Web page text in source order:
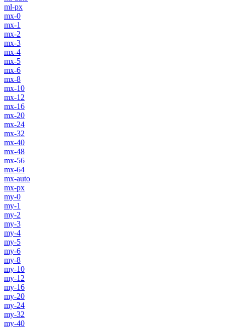
ml-px
mx-0
mx-1
mx-2
mx-3
mx-4
mx-5
mx-6
mx-8
mx-10
mx-12
mx-16
mx-20
mx-24
mx-32
mx-40
mx-48
mx-56
mx-64
mx-auto
mx-px
my-0
my-1
my-2
my-3
my-4
my-5
my-6
my-8
my-10
my-12
my-16
my-20
my-24
my-32
my-40